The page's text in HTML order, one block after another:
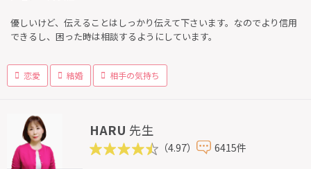
優しいけど、伝えることはしっかり伝えて下さいます。なのでより信用
できるし、困った時は相談するようにしています。
恋愛 結婚 相手の気持ち
HARU 先生
（4.97） 6415件